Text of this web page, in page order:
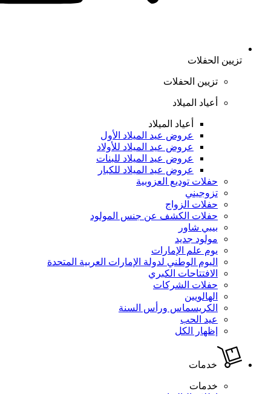
تزيين الحفلات
تزيين الحفلات
أعياد الميلاد
أعياد الميلاد
عروض عيد الميلاد الأول
عروض عيد الميلاد للأولاد
عروض عيد الميلاد للبنات
عروض عيد الميلاد للكبار
حفلات توديع العزوبية
تزوجيني
حفلات الزواج
حفلات الكشف عن جنس المولود
بيبي شاور
مولود جديد
يوم علم الإمارات
اليوم الوطني لدولة الإمارات العربية المتحدة
الافتتاحات الكبري
حفلات الشركات
الهالويين
الكريسماس ورأس السنة
عيد الحب
إظهار الكل
خدمات
خدمات